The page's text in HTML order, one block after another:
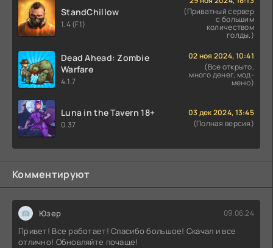
StandChillow
1.4 (F1)
(Приватный сервер
с большим
количеством
голды.)
Dead Ahead: Zombie
Warfare
4.1.7
02 ноя 2024, 10:41
(Все открыто,
много денег, мод-
меню)
Luna in the Tavern 18+
0.37
03 дек 2024, 13:45
(Полная версия)
Комментируют
Юзер 09.06.24
Привет! Все работает! Спасибо большое! Скачал и все
отлично! Обновляйте почаще!